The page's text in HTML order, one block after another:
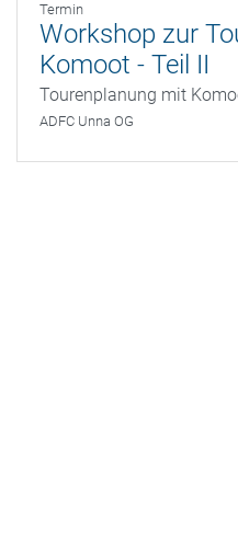
Termin
Workshop zur
Komoot - Teil II
Tourenplanung mit
ADFC Unna OG